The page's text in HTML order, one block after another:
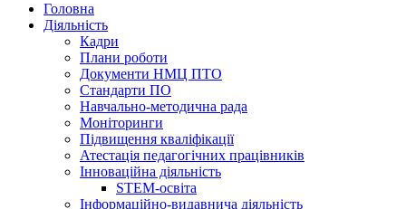
Головна
Діяльність
Кадри
Плани роботи
Документи НМЦ ПТО
Стандарти ПО
Навчально-методична рада
Моніторинги
Підвищення кваліфікації
Атестація педагогічних працівників
Інноваційна діяльність
STEM-освіта
Інформаційно-видавнича діяльність